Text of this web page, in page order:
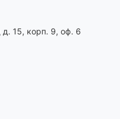
д. 15, корп. 9, оф. 6